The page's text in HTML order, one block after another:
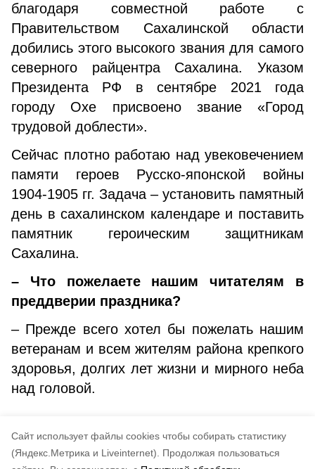
Cайт использует файлы cookies чтобы собирать статистику
(Яндекс.Метрика и Liveinternet).
Продолжая пользоваться
благодаря совместной работе с
Правительством Сахалинской области
добились этого высокого звания для самого
северного райцентра Сахалина. Указом
Президента РФ в сентябре 2021 года
городу Охе присвоено звание «Город
трудовой доблести».
Сейчас плотно работаю над увековечением
памяти героев Русско-японской войны
1904-1905 гг. Задача – установить памятный
день в сахалинском календаре и поставить
памятник героическим защитникам
Сахалина.
– Что пожелаете нашим читателям в
преддверии праздника?
– Прежде всего хотел бы пожелать нашим
ветеранам и всем жителям района крепкого
здоровья, долгих лет жизни и мирного неба
над головой.
Авторы: Г.Александрова